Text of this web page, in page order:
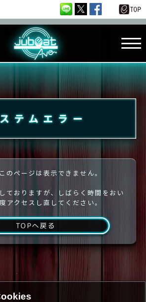
テムエラー
のページは表示できません。
ておりますが、しばらく時間をおい
アクセスし直してください。
TOPへ戻る